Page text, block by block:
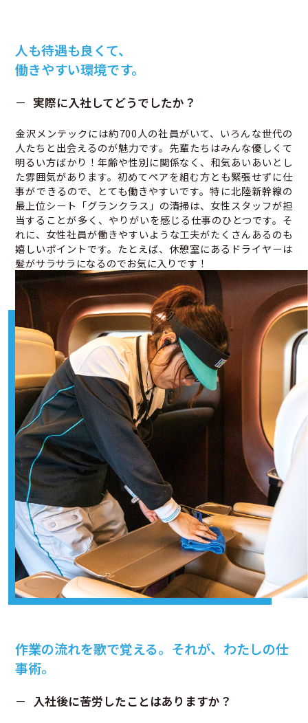
人も待遇も良くて、
働きやすい環境です。
実際に入社してどうでしたか？
金沢メンテックには約700人の社員がいて、いろんな世代の
人たちと出会えるのが魅力です。先輩たちはみんな優しくて
明るい方ばかり！年齢や性別に関係なく、和気あいあいとし
た雰囲気があります。初めてペアを組む方とも緊張せずに仕
事ができるので、とても働きやすいです。特に北陸新幹線の
最上位シート「グランクラス」の清掃は、女性スタッフが担
当することが多く、やりがいを感じる仕事のひとつです。そ
れに、女性社員が働きやすいような工夫がたくさんあるのも
嬉しいポイントです。たとえば、休憩室にあるドライヤーは
髪がサラサラになるのでお気に入りです！
作業の流れを歌で覚える。それが、わたしの仕
事術。
入社後に苦労したことはありますか？